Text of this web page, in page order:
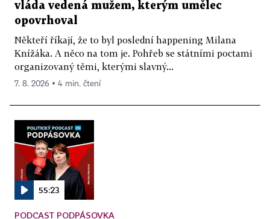
vláda vedená mužem, kterým umělec
opovrhoval
Někteří říkají, že to byl poslední happening Milana
Knížáka. A něco na tom je. Pohřeb se státními poctami
organizovaný těmi, kterými slavný...
7. 8. 2026 ▪ 4 min. čtení
55:23
PODCAST PODPÁSOVKA